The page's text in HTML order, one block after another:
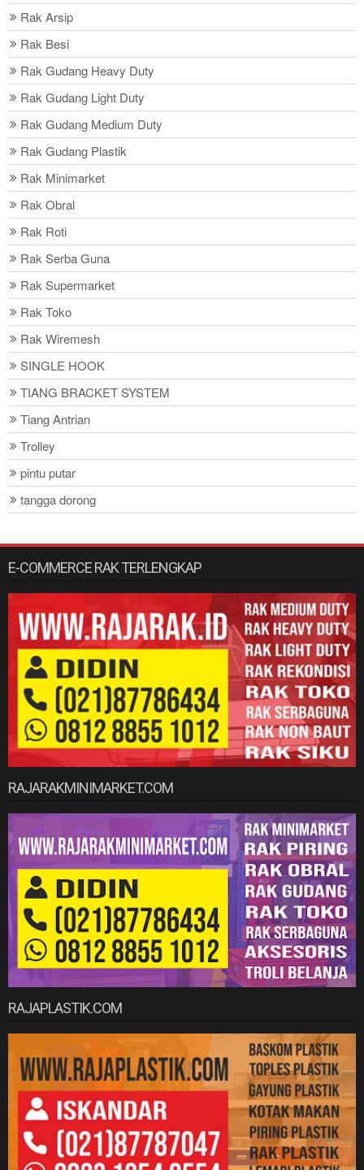
Rak Arsip
Rak Besi
Rak Gudang Heavy Duty
Rak Gudang Light Duty
Rak Gudang Medium Duty
Rak Gudang Plastik
Rak Minimarket
Rak Obral
Rak Roti
Rak Serba Guna
Rak Supermarket
Rak Toko
Rak Wiremesh
SINGLE HOOK
TIANG BRACKET SYSTEM
Tiang Antrian
Trolley
pintu putar
tangga dorong
E-COMMERCE RAK TERLENGKAP
RAJARAKMINIMARKET.COM
RAJAPLASTIK.COM